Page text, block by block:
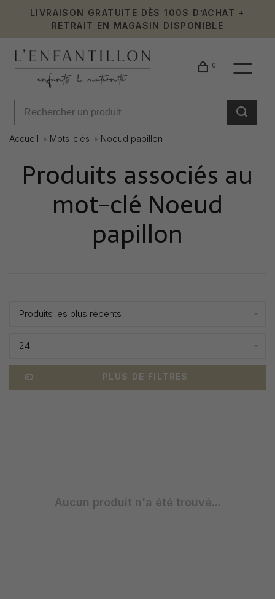
LIVRAISON GRATUITE DÈS 100$ D’ACHAT +
RETRAIT EN MAGASIN DISPONIBLE
0
Accueil Mots-clés Noeud papillon
Produits associés au
mot-clé Noeud
papillon
Produits les plus récents
24
PLUS DE FILTRES
Aucun produit n'a été trouvé...